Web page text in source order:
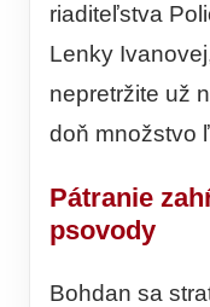
riaditeľstva
Lenky
nepretržite už
doň množstvo
Pátranie
psovody
Bohdan sa